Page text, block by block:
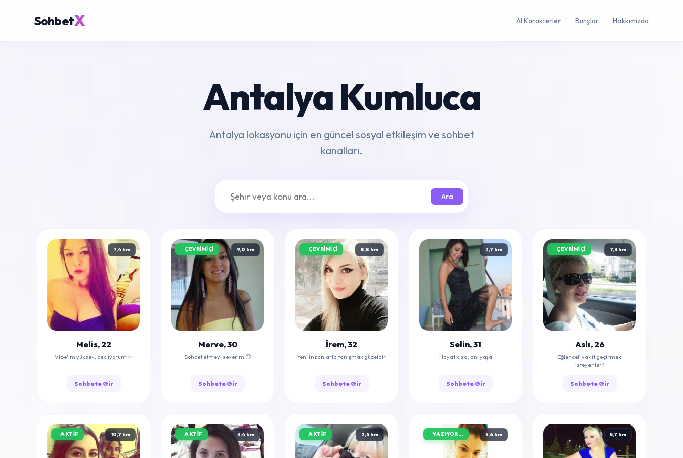
SohbetX AI Karakterler Burçlar Hakkımızda
Antalya Kumluca
Antalya lokasyonu için en güncel sosyal etkileşim ve sohbet
kanalları.
Ara
7,4 km
Melis, 22
Vibe'ım yüksek, bekliyorum ✨
Sohbete Gir
ÇEVRIMIÇI 9,0 km
Merve, 30
Sohbet etmeyi severim 😊
Sohbete Gir
ÇEVRIMIÇI 8,8 km
İrem, 32
Yeni insanlarla tanışmak güzeldir
Sohbete Gir
2,7 km
Selin, 31
Hayat kısa, anı yaşa
Sohbete Gir
ÇEVRIMIÇI 7,3 km
Aslı, 26
Eğlenceli vakit geçirmek
isteyenler?
Sohbete Gir
AKTIF 10,7 km AKTIF 3,4 km AKTIF 2,5 km YAZIYOR... 5,6 km 5,7 km